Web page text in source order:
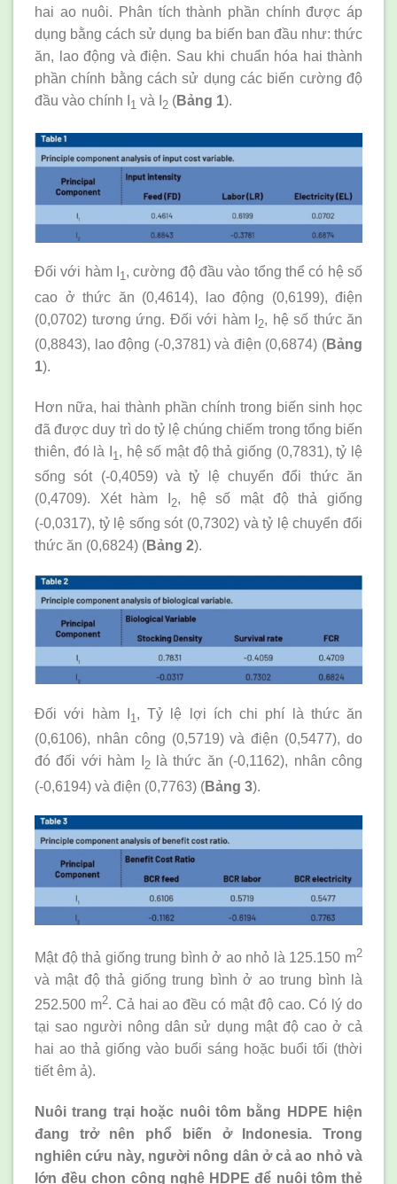
hai ao nuôi. Phân tích thành phần chính được áp
dụng bằng cách sử dụng ba biến ban đầu như: thức
ăn, lao động và điện. Sau khi chuẩn hóa hai thành
phần chính bằng cách sử dụng các biến cường độ
đầu vào chính I
1 và I 2 (Bảng 1).
Đối với hàm I 1, cường độ đầu vào tổng thể có hệ số
cao ở thức ăn (0,4614), lao động (0,6199), điện
(0,0702) tương ứng. Đối với hàm I
2, hệ số thức ăn
(0,8843), lao động (-0,3781) và điện (0,6874) (Bảng
1).
Hơn nữa, hai thành phần chính trong biến sinh học
đã được duy trì do tỷ lệ chúng chiếm trong tổng biến
thiên, đó là I
1 , hệ số mật độ thả giống (0,7831), tỷ lệ
sống sót (-0,4059) và tỷ lệ chuyển đổi thức ăn
(0,4709). Xét hàm I
2, hệ số mật độ thả giống
(-0,0317), tỷ lệ sống sót (0,7302) và tỷ lệ chuyển đổi
thức ăn (0,6824) (Bảng 2).
Đối với hàm I 1, Tỷ lệ lợi ích chi phí là thức ăn
(0,6106), nhân công (0,5719) và điện (0,5477), do
đó đối với hàm I 2là thức ăn (-0,1162), nhân công
(-0,6194) và điện (0,7763) (Bảng 3).
Mật độ thả giống trung bình ở ao nhỏ là 125.150 m2
và mật độ thả giống trung bình ở ao trung bình là
252.500 m2. Cả hai ao đều có mật độ cao. Có lý do
tại sao người nông dân sử dụng mật độ cao ở cả
hai ao thả giống vào buổi sáng hoặc buổi tối (thời
tiết êm ả).
Nuôi trang trại hoặc nuôi tôm bằng HDPE hiện
đang trở nên phổ biến ở Indonesia. Trong
nghiên cứu này, người nông dân ở cả ao nhỏ và
lớn đều chọn công nghệ HDPE để nuôi tôm thẻ